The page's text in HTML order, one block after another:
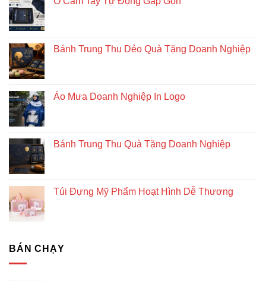
Bánh Trung Thu Dẻo Quà Tặng Doanh Nghiệp
Áo Mưa Doanh Nghiệp In Logo
Bánh Trung Thu Quà Tặng Doanh Nghiệp
Túi Đựng Mỹ Phẩm Hoạt Hình Dễ Thương
BÁN CHẠY